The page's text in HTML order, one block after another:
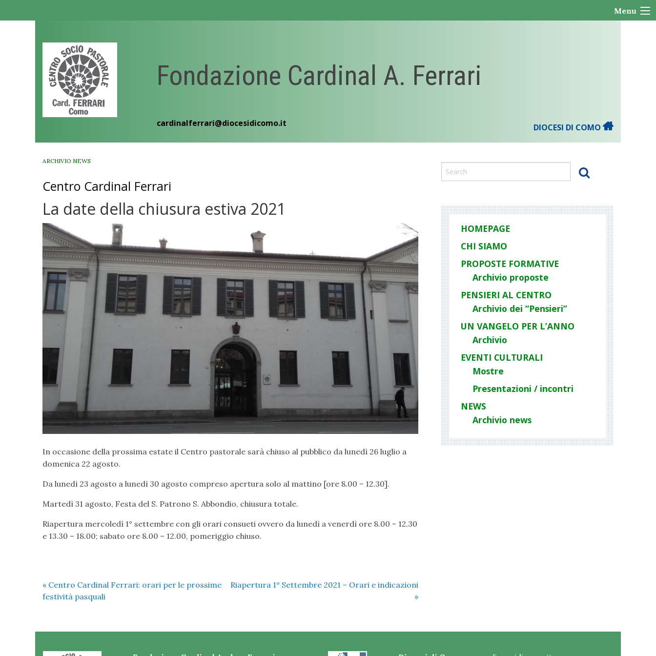
Menu
Fondazione Cardinal A. Ferrari
cardinalferrari@diocesidicomo.it DIOCESI DI COMO
ARCHIVIO NEWS
Centro Cardinal Ferrari
La date della chiusura estiva 2021
In occasione della prossima estate il Centro pastorale sarà chiuso al pubblico da lunedì 26 luglio a
domenica 22 agosto.
Da lunedì 23 agosto a lunedì 30 agosto compreso apertura solo al mattino [ore 8.00 – 12.30].
Martedì 31 agosto, Festa del S. Patrono S. Abbondio, chiusura totale.
Riapertura mercoledì 1° settembre con gli orari consueti ovvero da lunedì a venerdì ore 8.00 – 12.30
e 13.30 – 18.00; sabato ore 8.00 – 12.00, pomeriggio chiuso.
« Centro Cardinal Ferrari: orari per le prossime
festività pasquali
Riapertura 1° Settembre 2021 – Orari e indicazioni
»
HOMEPAGE
CHI SIAMO
PROPOSTE FORMATIVE
Archivio proposte
PENSIERI AL CENTRO
Archivio dei “Pensieri”
UN VANGELO PER L’ANNO
Archivio
EVENTI CULTURALI
Mostre
Presentazioni / incontri
NEWS
Archivio news